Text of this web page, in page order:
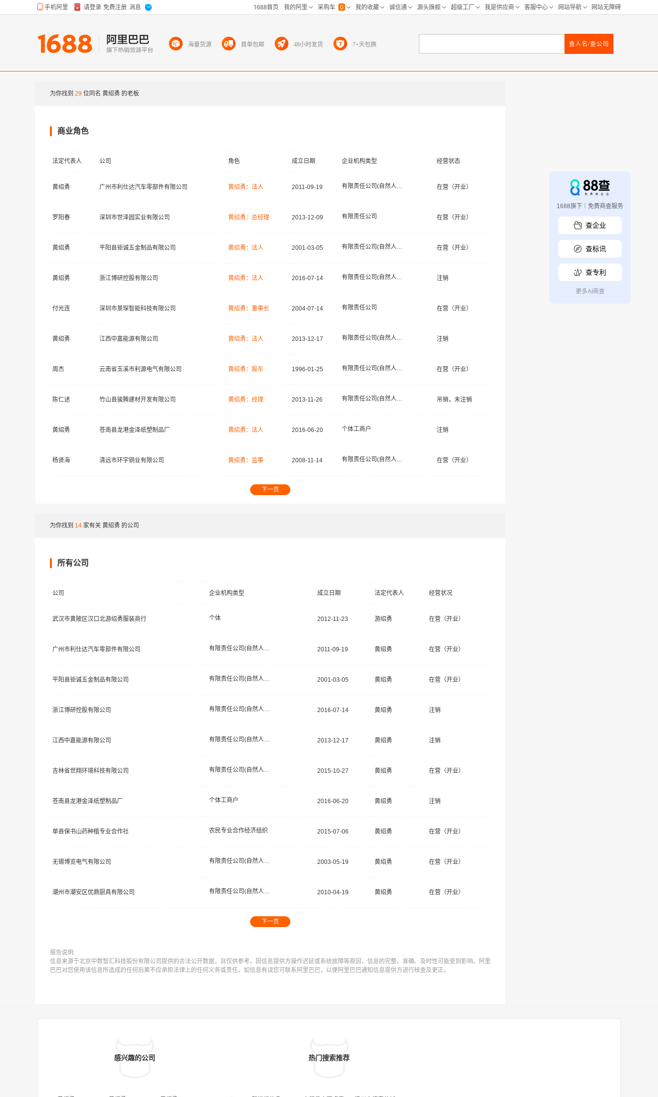
海量货源 首单包邮 48小时发货 7+天包换 查人名/查公司
为你找到 29 位同名 黄绍勇 的老板
商业角色
法定代表人 公司 角色 成立日期 企业机构类型 经营状态
黄绍勇 广州市利仕达汽车零部件有限公司 黄绍勇：法人 2011-09-19 有限责任公司(自然人独资) 在营（开业）
罗阳春 深圳市世泽园实业有限公司 黄绍勇：总经理 2013-12-09 有限责任公司 在营（开业）
黄绍勇 平阳县钜诚五金制品有限公司 黄绍勇：法人 2001-03-05 有限责任公司(自然人独资) 在营（开业）
黄绍勇 浙江博研控股有限公司 黄绍勇：法人 2016-07-14 有限责任公司(自然人投资或控股) 注销
付光连 深圳市景琛智能科技有限公司 黄绍勇：董事长 2004-07-14 有限责任公司 在营（开业）
黄绍勇 江西中嘉能源有限公司 黄绍勇：法人 2013-12-17 有限责任公司(自然人投资或控股) 注销
周杰 云南省玉溪市利源电气有限公司 黄绍勇：股东 1996-01-25 有限责任公司(自然人投资或控股) 在营（开业）
陈仁述 竹山县骏腾建材开发有限公司 黄绍勇：经理 2013-11-26 有限责任公司(自然人投资或控股) 吊销，未注销
黄绍勇 苍南县龙港金泽纸塑制品厂 黄绍勇：法人 2016-06-20 个体工商户 注销
杨贤海 清远市环宇铜业有限公司 黄绍勇：监事 2008-11-14 有限责任公司(自然人独资) 在营（开业）
下一页
为你找到 14 家有关 黄绍勇 的公司
所有公司
公司 企业机构类型 成立日期 法定代表人 经营状况
武汉市黄陂区汉口北游绍勇服装商行 个体 2012-11-23 游绍勇 在营（开业）
广州市利仕达汽车零部件有限公司 有限责任公司(自然人独资) 2011-09-19 黄绍勇 在营（开业）
平阳县钜诚五金制品有限公司 有限责任公司(自然人独资) 2001-03-05 黄绍勇 在营（开业）
浙江博研控股有限公司 有限责任公司(自然人投资或控股) 2016-07-14 黄绍勇 注销
江西中嘉能源有限公司 有限责任公司(自然人投资或控股) 2013-12-17 黄绍勇 注销
吉林省世翔环境科技有限公司 有限责任公司(自然人独资) 2015-10-27 黄绍勇 在营（开业）
苍南县龙港金泽纸塑制品厂 个体工商户 2016-06-20 黄绍勇 注销
单县保书山药种植专业合作社 农民专业合作经济组织 2015-07-06 黄绍勇 在营（开业）
无锡博览电气有限公司 有限责任公司(自然人投资或控股) 2003-05-19 黄绍勇 在营（开业）
潮州市潮安区优鼎厨具有限公司 有限责任公司(自然人投资或控股) 2010-04-19 黄绍勇 在营（开业）
下一页
报告说明:
信息来源于北京中数智汇科技股份有限公司提供的合法公开数据，且仅供参考。因信息提供方操作迟延或系统故障等原因，信息的完整、准确、及时性可能受到影响。阿里
巴巴对您使用该信息所造成的任何后果不应承担法律上的任何义务或责任。如信息有误您可联系阿里巴巴，以便阿里巴巴通知信息提供方进行核查及更正。
感兴趣的公司 热门搜索推荐
1688旗下｜免费商查服务
查企业
查标讯
查专利
更多AI商查